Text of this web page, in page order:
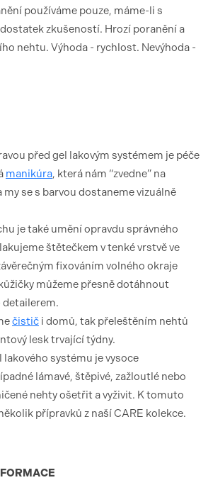
používáme pouze, máme-li s
zkušeností. Hrozí poranění a
nehtu. Výhoda - rychlost. Nevýhoda -
před gel lakovým systémem je péče
manikúra, která nám “zvedne” na
se s barvou dostaneme vizuálně
je také umění opravdu správného
štětečkem v tenké vrstvě ve
fixováním volného okraje
můžeme přesně dotáhnout
čistič i domů, tak přeleštěním nehtů
lesk trvající týdny.
lakového systému je vysoce
lámavé, štěpivé, zažloutlé nebo
nehty ošetřit a vyživit. K tomuto
přípravků z naší CARE kolekce.